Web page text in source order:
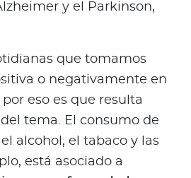
y el Parkinson,
que tomamos
o negativamente en
eso es que resulta
tema. El consumo de
alcohol, el tabaco y las
está asociado a